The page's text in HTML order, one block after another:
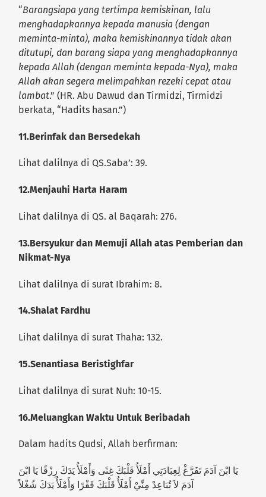
“Barangsiapa yang tertimpa kemiskinan, lalu
menghadapkannya kepada manusia (dengan
meminta-minta), maka kemiskinannya tidak akan
ditutupi, dan barang siapa yang menghadapkannya
kepada Allah (dengan meminta kepada-Nya), maka
Allah akan segera melimpahkan rezeki cepat atau
lambat.” (HR. Abu Dawud dan Tirmidzi, Tirmidzi
berkata, “Hadits hasan.”)
11.Berinfak dan Bersedekah
Lihat dalilnya di QS.Saba’: 39.
12.Menjauhi Harta Haram
Lihat dalilnya di QS. al Baqarah: 276.
13.Bersyukur dan Memuji Allah atas Pemberian dan
Nikmat-Nya
Lihat dalilnya di surat Ibrahim: 8.
14.Shalat Fardhu
Lihat dalilnya di surat Thaha: 132.
15.Senantiasa Beristighfar
Lihat dalilnya di surat Nuh: 10-15.
16.Meluangkan Waktu Untuk Beribadah
Dalam hadits Qudsi, Allah berfirman:
يَا ابْنَ آدَمَ تَفَرَّغْ لِعِبَادَتِي أَمْلَأُ قَلْبَكَ غِنًى وَأَمْلَأُ يَدَكَ رِزْقًا يَا ابْنَ
آدَمَ لاَ تُبَاعِدْ مِنِّيْ أَمْلَأُ قَلْبَكَ فَقْرًا وَأَمْلَأُ يَدَكَ شُغْلاً